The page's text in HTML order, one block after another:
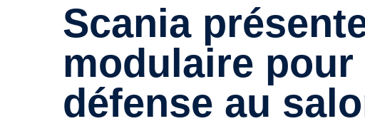
Scania présente un camion
modulaire
défense au